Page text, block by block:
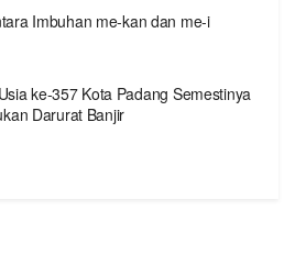
Imbuhan me-kan dan me-i
ke-357 Kota Padang Semestinya
Darurat Banjir